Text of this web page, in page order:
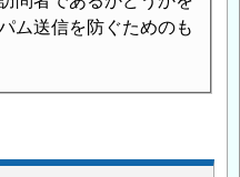
ム送信を防ぐためのも